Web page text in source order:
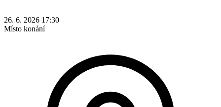
26. 6. 2026 17:30
Místo konání